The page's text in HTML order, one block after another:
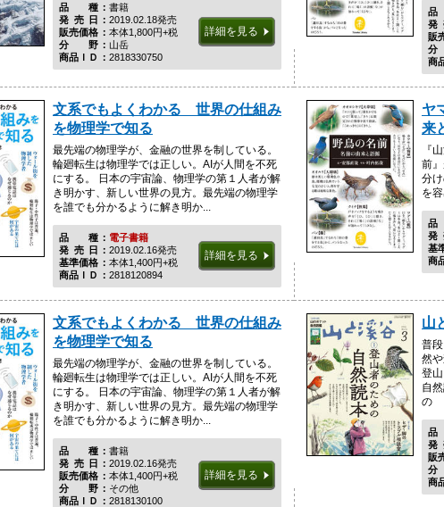
品種書籍
発売日 2019.02.18発売
販売価格
本体1,800円+税
分野山岳
商品ＩＤ
2818330750
詳細を見る
販
商
文系でもよくわかる 世界の仕組み
を物理学で知る
最先端の物理学が、金融の世界を制している。
輪廻転生は物理学では正しい。AIが人間を不死
にする。 日本の宇宙論、物理学の第１人者が解
き明かす、新しい世界の見方。最先端の物理学
を誰でも分かるように解き明か...
品種電子書籍
発売日 2019.02.16発売
基準価格
本体1,400円+税
商品ＩＤ
2818120894
詳細を見る
ヤ
来
『
前
分
を
基
商
文系でもよくわかる 世界の仕組み
を物理学で知る
最先端の物理学が、金融の世界を制している。
輪廻転生は物理学では正しい。AIが人間を不死
にする。 日本の宇宙論、物理学の第１人者が解
き明かす、新しい世界の見方。最先端の物理学
を誰でも分かるように解き明か...
品種書籍
発売日 2019.02.16発売
販売価格
本体1,400円+税
分野その他
商品ＩＤ
2818130100
詳細を見る
山
普
然
登
自
の
販
商